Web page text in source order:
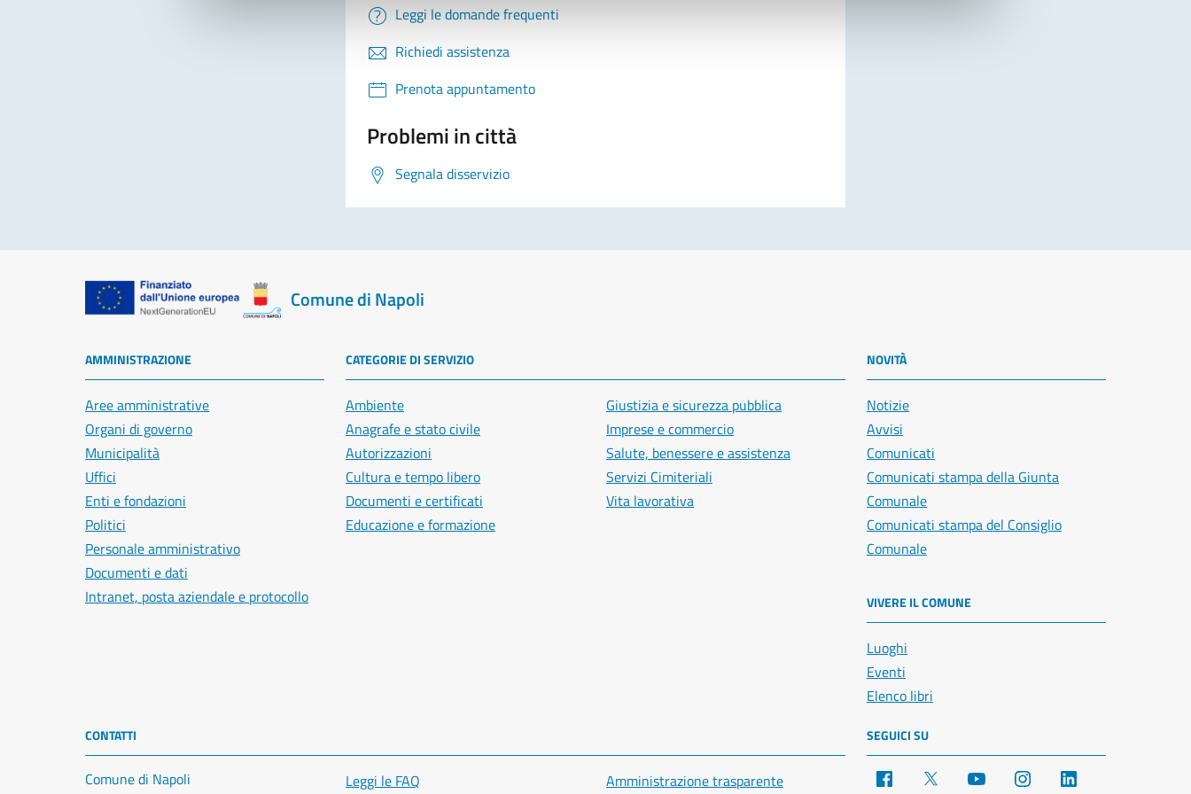
Leggi le domande frequenti
Richiedi assistenza
Prenota appuntamento
Problemi in città
Segnala disservizio
Comune di Napoli
AMMINISTRAZIONE
Aree amministrative
Organi di governo
Municipalità
Uffici
Enti e fondazioni
Politici
Personale amministrativo
Documenti e dati
Intranet, posta aziendale e protocollo
CATEGORIE DI SERVIZIO
Ambiente
Anagrafe e stato civile
Autorizzazioni
Cultura e tempo libero
Documenti e certificati
Educazione e formazione
Giustizia e sicurezza pubblica
Imprese e commercio
Salute, benessere e assistenza
Servizi Cimiteriali
Vita lavorativa
NOVITÀ
Notizie
Avvisi
Comunicati
Comunicati stampa della Giunta
Comunale
Comunicati stampa del Consiglio
Comunale
VIVERE IL COMUNE
Luoghi
Eventi
Elenco libri
CONTATTI
Comune di Napoli
Leggi le FAQ Amministrazione trasparente
SEGUICI SU
Facebook YouTube Instagram